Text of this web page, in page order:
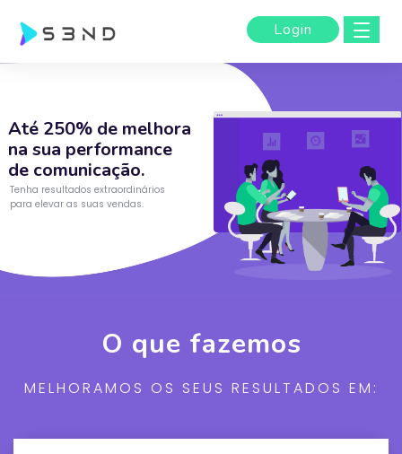
Login
Até 250% de melhora
na sua performance
de comunicação.
Tenha resultados extraordinários
para elevar as suas vendas.
O que fazemos
MELHORAMOS OS SEUS RESULTADOS EM: